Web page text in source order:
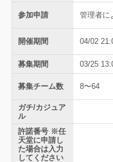
参加申請 管理者に
開催期間 04/02
募集期間 03/25
募集チーム数 8〜64
ガチ/カジュア
ル
許諾番号 ※任
天堂に申請し
た場合は入力
してください